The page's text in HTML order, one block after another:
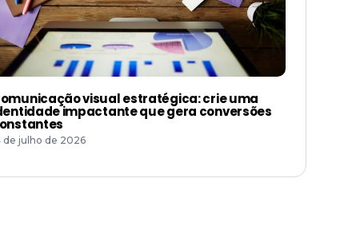
visual estratégica: crie uma
impactante que gera conversões
de julho de 2026